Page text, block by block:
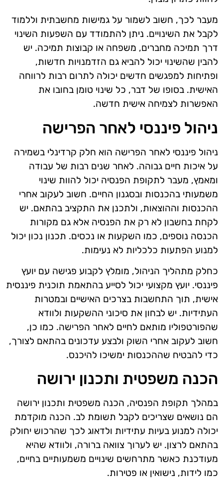
מעבר לכך, חשוב לשמור על גמישות מחשבתית וללמוד
לקבל את השינויים. ניתן להתמודד עם השפעות השינוי
דרך תמיכה מחברים, משפחה או קבוצות תמיכה. יש
להבין שהשינוי יכול להביא גם הזדמנויות חדשות,
ופתיחות למפגשים חדשים יכולה לתרום רבות לרווחה
האישית. בסופו של דבר, כל שינוי טומן בחובו את
האפשרות לצמיחה אישית חדשה.
ניהול פיננסי לאחר הפרישה
ניהול פיננסי לאחר הפרישה הוא חלק קרדינלי בשמירה
על איכות חיים גבוהה. לאחר שנים רבות של עבודה
ומאמץ, מעבר לתקופת הפנסיה יכול להוות שינוי
משמעותי בהכנסות ובסגנון החיים. חשוב לעקוב אחרי
ההכנסות וההוצאות, ולתכנן את התקציב בהתאם. יש
לקחת בחשבון לא רק את הפנסיה אלא גם מקורות
הכנסה נוספים, כמו השקעות או נכסים. תכנון נכון יכול
למנוע הפתעות כלכליות לא נעימות.
כחלק מתהליך הניהול, מומלץ לקבוע פגישה עם יועץ
פיננסי. יועץ מקצועי יכול לסייע בהתאמת תוכנית פיננסית
אישית, תוך התחשבות בצרכים האישיים ובמטרות
העתידיות. יש לבחון את סיכוני ההשקעות ולוודא
שהפורטפוליו מותאם לחיים לאחר הפרישה. כמו כן,
חשוב לעקוב אחרי השוק ולבצע עדכונים בהתאם לצורך,
כדי להבטיח שההכנסות ימשיכו להיכנס.
הכנה משפטית ותכנון ירושה
במהלך תקופת הפנסיה, הכנה משפטית ותכנון ירושה
הם נושאים שצריכים לקבל תשומת לב. הכנה מוקדמת
יכולה למנוע בעיות עתידיות ולדאוג לכך שהרכוש יחולק
בהתאם לרצון. יש לערוך צוואה ברורה, ולוודא שהיא
מעודכנת כאשר מתרחשים שינויים משמעותיים בחיים,
כמו לידות, נישואין או פטירות.